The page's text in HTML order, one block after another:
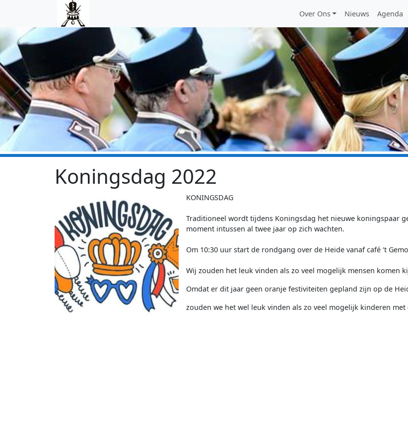
Skip to main content Main menu
Over Ons Nieuws Agenda
Koningsdag 2022
KONINGSDAG
Traditioneel wordt tijdens Koningsdag het nieuwe koningspaar
moment intussen al twee jaar op zich wachten.
Om 10:30 uur start de rondgang over de Heide vanaf café ‘t
Wij zouden het leuk vinden als zo veel mogelijk mensen komen
Omdat er dit jaar geen oranje festiviteiten gepland zijn op de
zouden we het wel leuk vinden als zo veel mogelijk kinderen